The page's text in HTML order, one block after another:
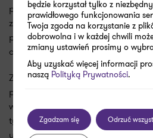
powinny także rozważyć
zarządzającej, jak również
procesie nawiązywania nowych
obowiązków w zakresie sankcji.
Zwiększona liczba postępowań
pociągnięcia do
winnych naruszenia sankcji na
tym, że po ponad 1,5 roku od
ustawy sankcyjnej, właściwe
będzie korzystał tylko z
prawidłowego funkcjonowania
Twoja zgoda na korzystanie z
dobrowolna i w każdej chwili
zmiany ustawień prosimy o
Aby uzyskać więcej informacji
naszą Polityką Prywatności.
Zgadzam się Odrzuć